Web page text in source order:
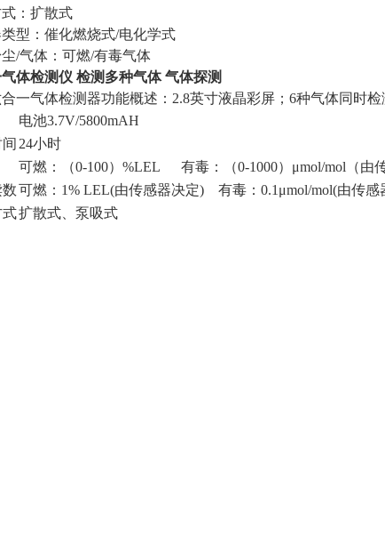
：扩散式
型：催化燃烧式/电化学式
/气体：可燃/有毒气体
气体检测仪 检测多种气体 气体探测
一气体检测器功能概述：2.8英寸液晶彩屏；6种气体同时检
电池3.7V/5800mAH
24小时
可燃：（0-100）%LEL 有毒：（0-1000）μmol/mol（由
可燃：1% LEL(由传感器决定) 有毒：0.1μmol/mol(由传感
式扩散式、泵吸式